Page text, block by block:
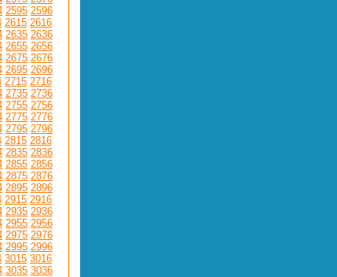
2595 2596
2615 2616
2635 2636
2655 2656
2675 2676
2695 2696
2715 2716
2735 2736
2755 2756
2775 2776
2795 2796
2815 2816
2835 2836
2855 2856
2875 2876
2895 2896
2915 2916
2935 2936
2955 2956
2975 2976
2995 2996
3015 3016
3035 3036